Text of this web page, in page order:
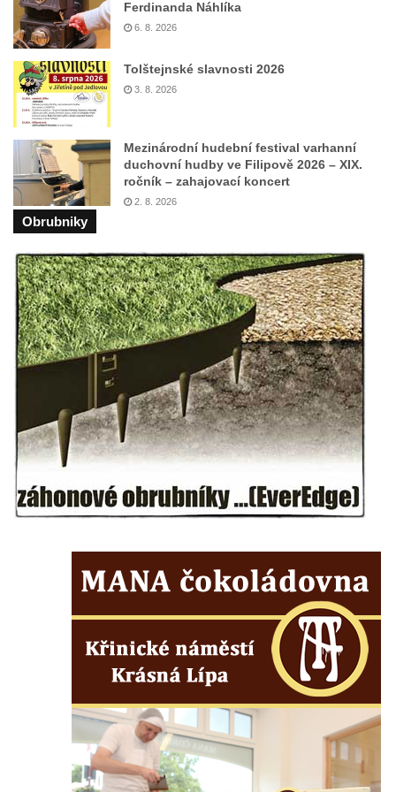
cestě
Vyhlídka Harrachova skála
Rozhledna Stradonka
Vyhlídka Korzovka pod Hvozdem
Vyhlídka Treppenstein u Jetřichovic
Vyhlídka Taubenstein nad Křinicí u
Hinterhermsdorfu
Vyhlídka Grenzplatte u Ostrovských skal
Vyhlídka Signal nedaleko skály Katzfels u
Vyhlídka Katzfels u Cunnersdorfu
Vyhlídka na západním okraji Slánské hory
ve Slaném
Vyhlídky na Slánské hoře ve Slaném
Labská vyhlídka v Hřensku
Vyhlídka pod Zlatým vrchem u Bečova nad
Teplou
Vyhlídka Radovič u Velké Bučiny u Velvar
Pozorovatelna pod vrchem Radovič u Velké
Bučiny u Velvar
Kaňkovská vyhlídka
Rozhledna Bieleboh u Beiersdorfu
Věž krále Friedricha Augusta u Löbau
Rozhledna Velký Chlum
Rozhledna Na Horách u Hrobců – Rohatců
Rozhledna Radejčín
Kratochvílova rozhledna v Roudnici nad
Ferdinanda Náhlíka
6. 8. 2026
Tolštejnské slavnosti 2026
3. 8. 2026
Mezinárodní hudební festival varhanní
duchovní hudby ve Filipově 2026 – XIX.
ročník – zahajovací koncert
2. 8. 2026
Obrubniky